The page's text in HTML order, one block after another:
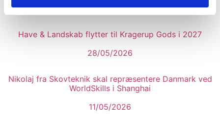
23/06/2026
Have & Landskab flytter til Kragerup Gods i 2027
28/05/2026
Nikolaj fra Skovteknik skal repræsentere Danmark ved
WorldSkills i Shanghai
11/05/2026